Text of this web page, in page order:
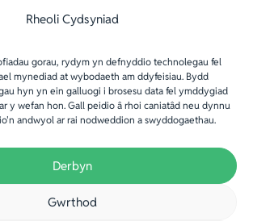
Rheoli Cydsyniad
gorau, rydym yn defnyddio technolegau fel
mynediad at wybodaeth am ddyfeisiau. Bydd
hyn yn ein galluogi i brosesu data fel ymddygiad
y wefan hon. Gall peidio â rhoi caniatâd neu dynnu
andwyol ar rai nodweddion a swyddogaethau.
Derbyn
Gwrthod